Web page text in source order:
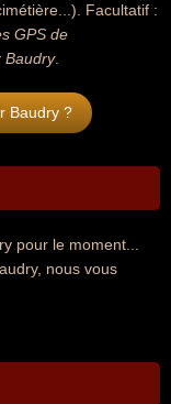
Facultatif :
GPS de
Baudry.
Baudry ?
pour le moment...
nous vous